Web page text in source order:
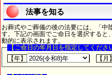
法事を知る
お葬式やご葬儀の後の法要には、「中
す。下記の画面でご命日を選択すると
動的に表示されます。
【ご命日の年月日を指定してくださ
【年】
【月】